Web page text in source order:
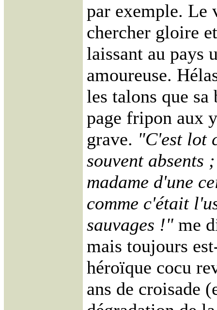
par exemple. Le
chercher gloire
laissant au pays
amoureuse.
les talons que sa
page fripon aux
grave. "C'est lot
souvent absents
madame d'une
comme c'était
sauvages !" me
mais toujours
héroïque cocu
ans de croisade